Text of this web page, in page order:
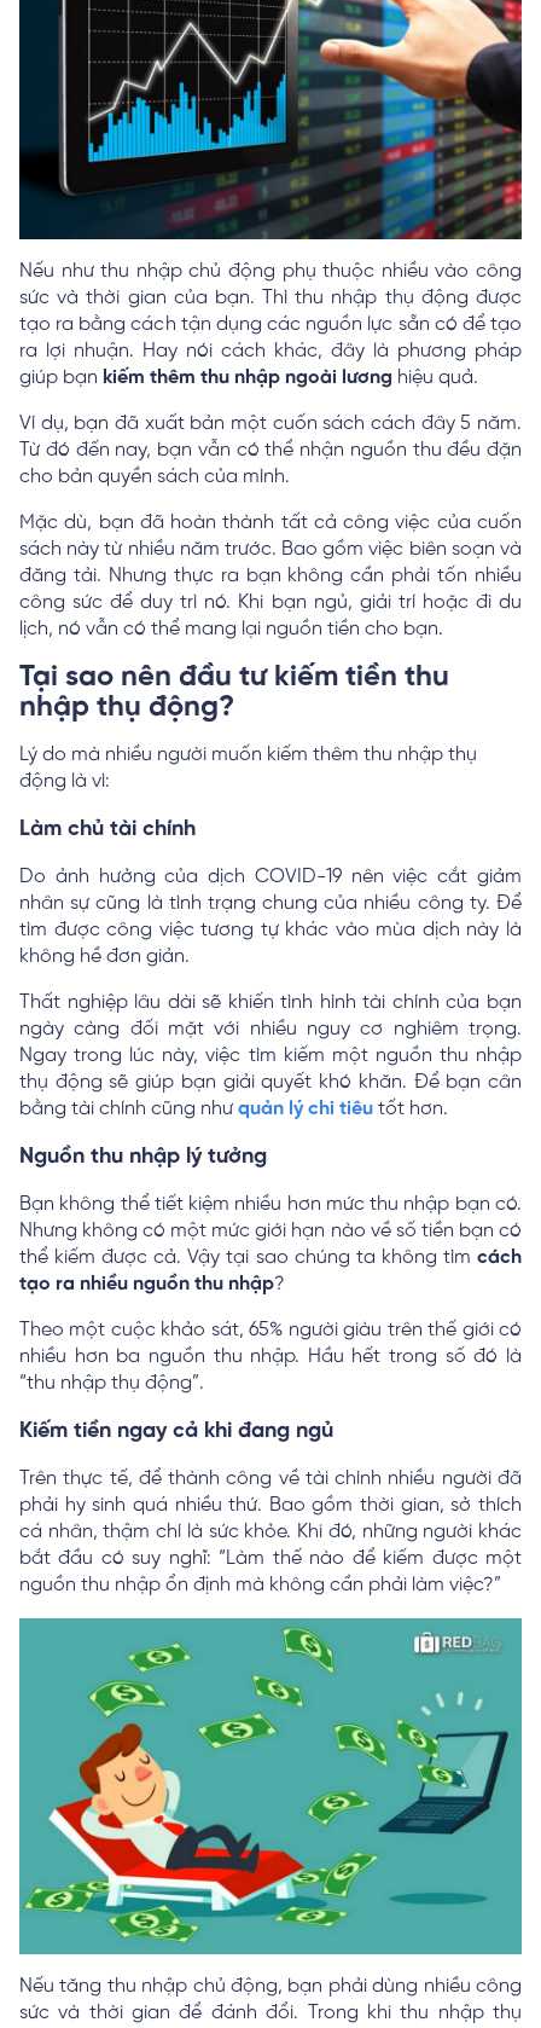
Nếu như thu nhập chủ động phụ thuộc nhiều vào công
sức và thời gian của bạn. Thì thu nhập thụ động được
tạo ra bằng cách tận dụng các nguồn lực sẵn có để tạo
ra lợi nhuận. Hay nói cách khác, đây là phương pháp
giúp bạn kiếm thêm thu nhập ngoài lương hiệu quả.
Ví dụ, bạn đã xuất bản một cuốn sách cách đây 5 năm.
Từ đó đến nay, bạn vẫn có thể nhận nguồn thu đều đặn
cho bản quyền sách của mình.
Mặc dù, bạn đã hoàn thành tất cả công việc của cuốn
sách này từ nhiều năm trước. Bao gồm việc biên soạn và
đăng tải. Nhưng thực ra bạn không cần phải tốn nhiều
công sức để duy trì nó. Khi bạn ngủ, giải trí hoặc đi du
lịch, nó vẫn có thể mang lại nguồn tiền cho bạn.
Tại sao nên đầu tư kiếm tiền thu
nhập thụ động?
Lý do mà nhiều người muốn kiếm thêm thu nhập thụ
động là vì:
Làm chủ tài chính
Do ảnh hưởng của dịch COVID-19 nên việc cắt giảm
nhân sự cũng là tình trạng chung của nhiều công ty. Để
tìm được công việc tương tự khác vào mùa dịch này là
không hề đơn giản.
Thất nghiệp lâu dài sẽ khiến tình hình tài chính của bạn
ngày càng đối mặt với nhiều nguy cơ nghiêm trọng.
Ngay trong lúc này, việc tìm kiếm một nguồn thu nhập
thụ động sẽ giúp bạn giải quyết khó khăn. Để bạn cân
bằng tài chính cũng như quản lý chi tiêu tốt hơn.
Nguồn thu nhập lý tưởng
Bạn không thể tiết kiệm nhiều hơn mức thu nhập bạn có.
Nhưng không có một mức giới hạn nào về số tiền bạn có
thể kiếm được cả. Vậy tại sao chúng ta không tìm cách
tạo ra nhiều nguồn thu nhập?
Theo một cuộc khảo sát, 65% ​​người giàu trên thế giới có
nhiều hơn ba nguồn thu nhập. Hầu hết trong số đó là
“thu nhập thụ động”.
Kiếm tiền ngay cả khi đang ngủ
Trên thực tế, để thành công về tài chính nhiều người đã
phải hy sinh quá nhiều thứ. Bao gồm thời gian, sở thích
cá nhân, thậm chí là sức khỏe. Khi đó, những người khác
bắt đầu có suy nghĩ: “Làm thế nào để kiếm được một
nguồn thu nhập ổn định mà không cần phải làm việc?”
Nếu tăng thu nhập chủ động, bạn phải dùng nhiều công
sức và thời gian để đánh đổi. Trong khi thu nhập thụ